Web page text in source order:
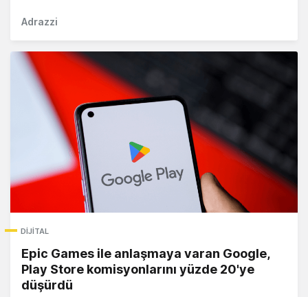
Adrazzi
DIJITAL
Epic Games ile anlaşmaya varan Google,
Play Store komisyonlarını yüzde 20'ye
düşürdü